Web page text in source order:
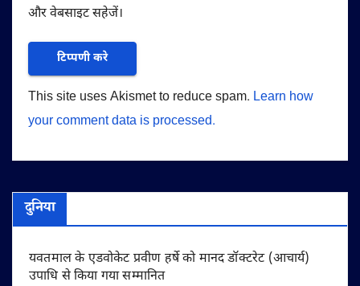
और वेबसाइट सहेजें।
This site uses Akismet to reduce spam. Learn how
your comment data is processed.
दुनिया
यवतमाल के एडवोकेट प्रवीण हर्षे को मानद डॉक्टरेट (आचार्य)
उपाधि से किया गया सम्मानित